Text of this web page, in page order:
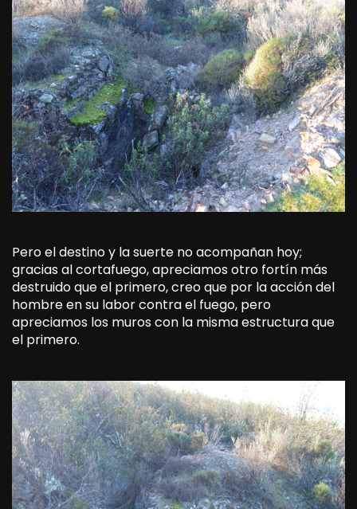
Pero el destino y la suerte no acompañan hoy;
gracias al cortafuego, apreciamos otro fortín más
destruido que el primero, creo que por la acción del
hombre en su labor contra el fuego, pero
apreciamos los muros con la misma estructura que
el primero.